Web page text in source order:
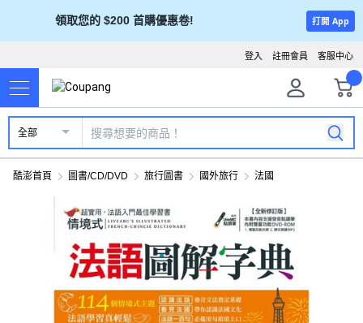
領取您的 $200 首購優惠卷! 打開 App
客服中心
註冊會員
登入
全部
酷澎首頁 圖書/CD/DVD 旅行圖書 國外旅行 法國